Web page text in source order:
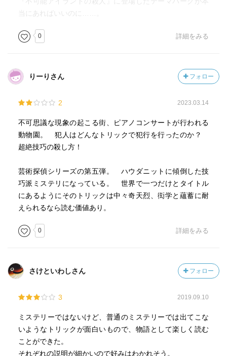
当にあればいいのに……。
0 詳細をみる
りーりさん フォロー
2 2023.03.14
不可思議な現象の起こる街、ピアノコンサートが行われる
動物園。 犯人はどんなトリックで犯行を行ったのか？
超絶技巧の殺し方！
芸術探偵シリーズの第五弾。 ハウダニットに傾倒した技
巧派ミステリになっている。 世界で一つだけとタイトル
にあるようにそのトリックは中々奇天烈、衒学と蘊蓄に耐
えられるなら読む価値あり。
0 詳細をみる
さけといわしさん フォロー
3 2019.09.10
ミステリーではないけど、普通のミステリーでは出てこな
いようなトリックが面白いもので、物語として楽しく読む
ことができた。
それぞれの説明が細かいので好みはわかれそう。